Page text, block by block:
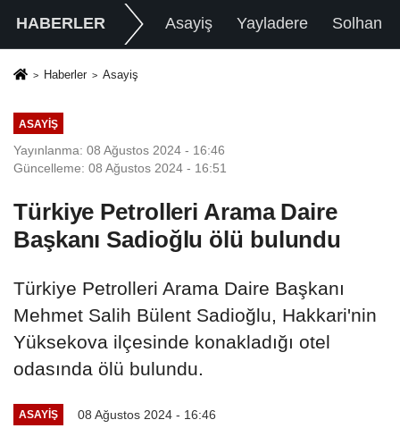
HABERLER Asayiş Yayladere Solhan
Haberler Asayiş
ASAYIŞ
Yayınlanma: 08 Ağustos 2024 - 16:46
Güncelleme: 08 Ağustos 2024 - 16:51
Türkiye Petrolleri Arama Daire
Başkanı Sadioğlu ölü bulundu
Türkiye Petrolleri Arama Daire Başkanı
Mehmet Salih Bülent Sadioğlu, Hakkari'nin
Yüksekova ilçesinde konakladığı otel
odasında ölü bulundu.
ASAYIŞ 08 Ağustos 2024 - 16:46